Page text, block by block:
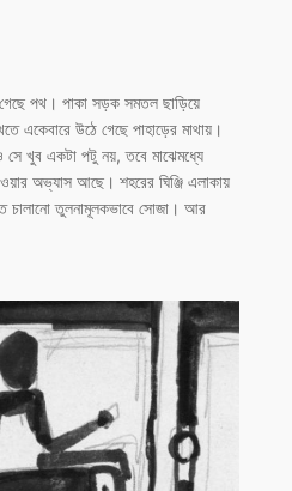
গেছে পথ। পাকা সড়ক সমতল ছাড়িয়ে
একেবারে উঠে গেছে পাহাড়ের মাথায়।
খুব একটা পটু নয়, তবে মাঝেমধ্যে
অভ্যাস আছে। শহরের ঘিঞ্জি এলাকায়
চালানো তুলনামূলকভাবে সোজা। আর